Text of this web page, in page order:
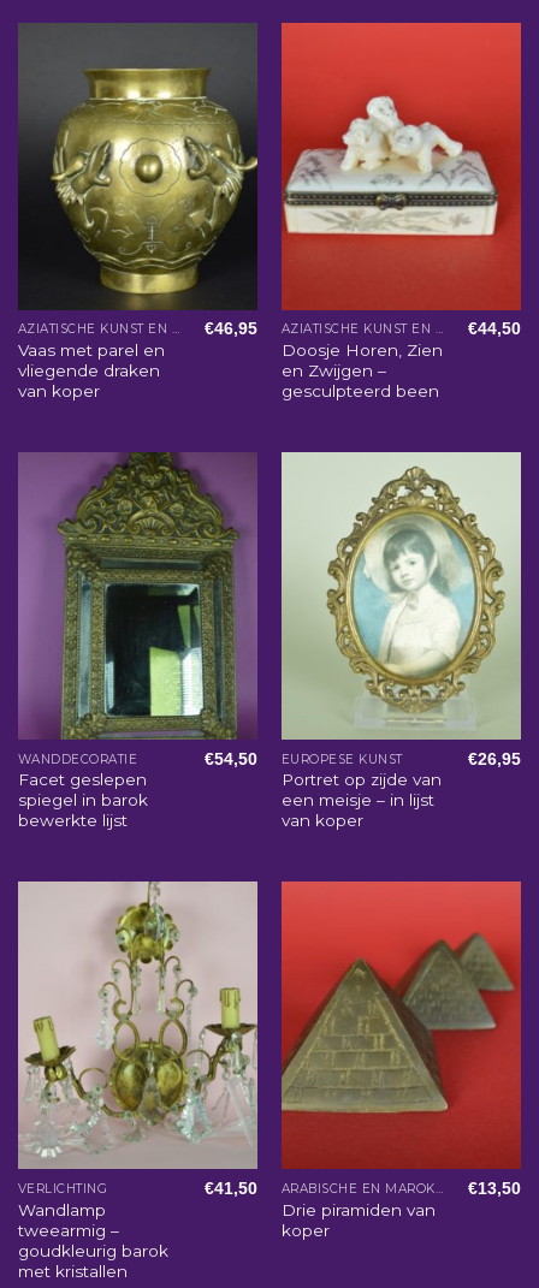
AZIATISCHE KUNST EN WOONACCESSOIRES
Vaas met parel en
vliegende draken
van koper
€46,95 AZIATISCHE KUNST EN WOONACCESSOIRES
Doosje Horen, Zien
en Zwijgen –
gesculpteerd been
€44,50
WANDDECORATIE
Facet geslepen
spiegel in barok
bewerkte lijst
€54,50 EUROPESE KUNST
Portret op zijde van
een meisje – in lijst
van koper
€26,95
VERLICHTING
Wandlamp
tweearmig –
goudkleurig barok
met kristallen
€41,50 ARABISCHE EN MAROKKAANSE WOONACCESSOIRES
Drie piramiden van
koper
€13,50